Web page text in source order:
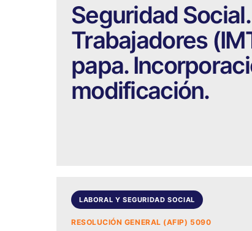
Seguridad
Trabajadores
papa.
modificación.
LABORAL Y SEGURIDAD SOCIAL
RESOLUCIÓN GENERAL (AFIP) 5090